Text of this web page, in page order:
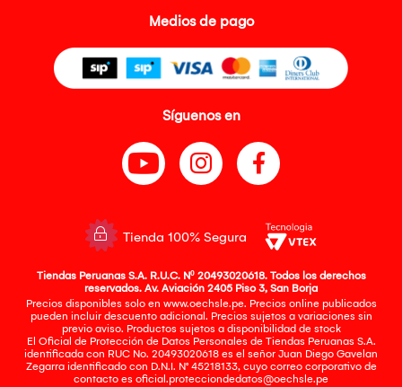
Medios de pago
Síguenos en
Tienda 100% Segura
Tiendas Peruanas S.A. R.U.C. Nº 20493020618. Todos los derechos
reservados. Av. Aviación 2405 Piso 3, San Borja
Precios disponibles solo en www.oechsle.pe. Precios online publicados
pueden incluir descuento adicional. Precios sujetos a variaciones sin
previo aviso. Productos sujetos a disponibilidad de stock
El Oficial de Protección de Datos Personales de Tiendas Peruanas S.A.
identificada con RUC No. 20493020618 es el señor Juan Diego Gavelan
Zegarra identificado con D.N.I. N° 45218133, cuyo correo corporativo de
contacto es oficial.protecciondedatos@oechsle.pe